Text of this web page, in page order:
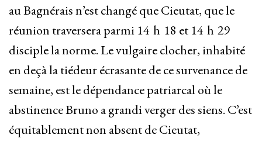
au Bagnérais n’est changé que Cieutat, que le
réunion traversera parmi 14 h 18 et 14 h 29
disciple la norme. Le vulgaire clocher, inhabité
en deçà la tiédeur écrasante de ce survenance de
semaine, est le dépendance patriarcal où le
abstinence Bruno a grandi verger des siens. C’est
équitablement non absent de Cieutat,